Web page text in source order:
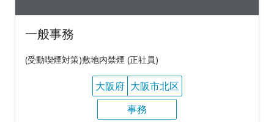
一般事務
(受動喫煙対策)敷地内禁煙 (正社員)
大阪府 大阪市北区
事務